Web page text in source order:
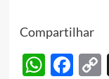
Compartilhar